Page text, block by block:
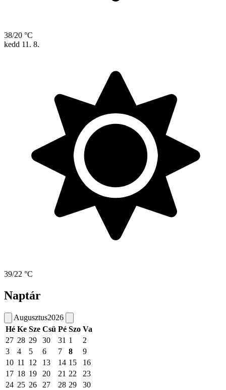
38/20 °C
kedd 11. 8.
39/22 °C
Naptár
Augusztus2026
Hé Ke Sze Csü Pé Szo Va
27 28 29 30 31 1
2
3
4 5 6 7 8
9
10 11 12 13 14 15
16
17 18 19 20 21 22
23
24 25 26 27 28 29
30